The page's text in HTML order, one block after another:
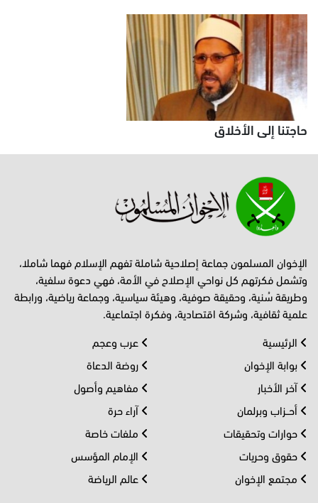
حاجتنا إلى الأخلاق
الإخوان المسلمون جماعة إصلاحية شاملة تفهم الإسلام فهما شاملا،
وتشمل فكرتهم كل نواحي الإصلاح في الأمة، فهي دعوة سلفية،
وطريقة سُنية، وحقيقة صوفية، وهيئة سياسية، وجماعة رياضية، ورابطة
علمية ثقافية، وشركة اقتصادية، وفكرة اجتماعية.
الرئيسية
بوابة الإخوان
آخر الأخبار
أحــزاب وبرلمان
حوارات وتحقيقات
حقوق وحريات
مجتمع الإخوان
عرب وعجم
روضة الدعاة
مفاهيم وأصول
آراء حرة
ملفات خاصة
الإمام المؤسس
عالم الرياضة